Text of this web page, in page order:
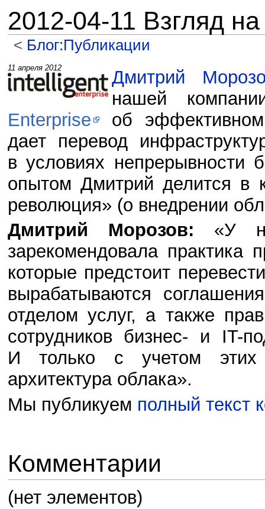
2012-04-11 Взгляд
< Блог:Публикации
11 апреля 2012
Дмитрий
нашей
Enterprise
об
дает перевод
в условиях непрерывности
опытом Дмитрий делится в
революция» (о внедрении
Дмитрий Морозов: «У
зарекомендовала практика
которые предстоит
вырабатываются
отделом услуг, а также
сотрудников бизнес- и IT-
И только с учетом этих
архитектура облака».
Мы публикуем полный текст
Комментарии
(нет элементов)